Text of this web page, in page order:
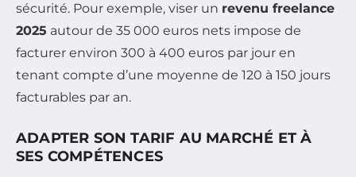
sécurité. Pour exemple, viser un revenu freelance
2025 autour de 35 000 euros nets impose de
facturer environ 300 à 400 euros par jour en
tenant compte d’une moyenne de 120 à 150 jours
facturables par an.
ADAPTER SON TARIF AU MARCHÉ ET À
SES COMPÉTENCES